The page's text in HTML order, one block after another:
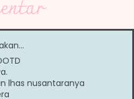
lhas nusantaranya